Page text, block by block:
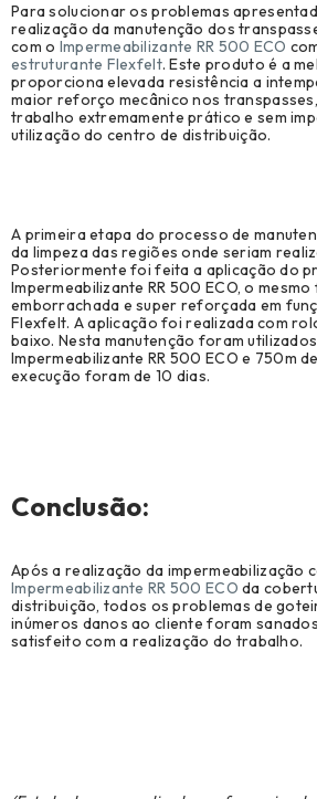
Para solucionar os problemas
realização da manutenção dos
com o Impermeabilizante RR 500 ECO
estruturante Flexfelt. Este produto é a
proporciona elevada resistência a
maior reforço mecânico nos transpasses,
trabalho extremamente prático e sem
utilização do centro de distribuição.
A primeira etapa do processo de
da limpeza das regiões onde seriam
Posteriormente foi feita a aplicação do
Impermeabilizante RR 500 ECO, o
emborrachada e super reforçada em
Flexfelt. A aplicação foi realizada com
baixo. Nesta manutenção foram utilizados
Impermeabilizante RR 500 ECO e 750m
execução foram de 10 dias.
Conclusão:
Após a realização da impermeabilização
Impermeabilizante RR 500 ECO da
distribuição, todos os problemas de
inúmeros danos ao cliente foram
satisfeito com a realização do trabalho.